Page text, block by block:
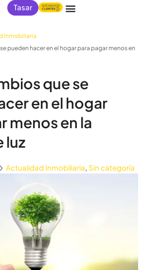
Tasar
Inmobiliaria
pueden hacer en el hogar para pagar menos en
que se
en el hogar
menos en la
luz
Actualidad Inmobiliaria Sin categoría